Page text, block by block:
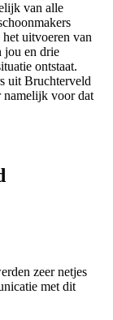
van alle
uitvoeren van
jou en drie
ontstaat.
uit Bruchterveld
namelijk voor dat
zeer netjes
met dit